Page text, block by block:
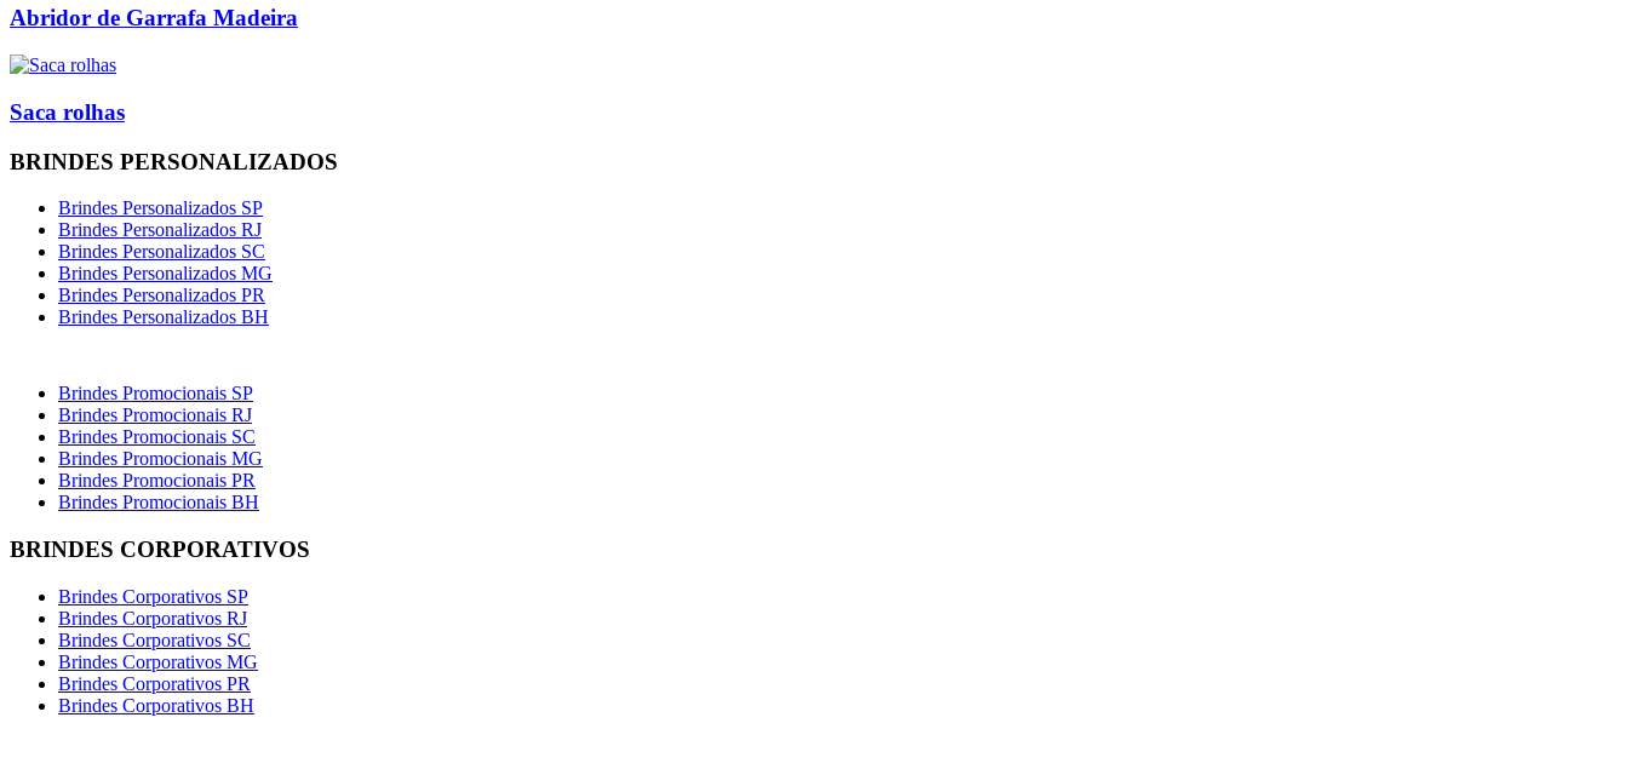
Abridor de Garrafa Madeira
Saca rolhas
BRINDES PERSONALIZADOS
Brindes Personalizados SP
Brindes Personalizados RJ
Brindes Personalizados SC
Brindes Personalizados MG
Brindes Personalizados PR
Brindes Personalizados BH
Brindes Promocionais SP
Brindes Promocionais RJ
Brindes Promocionais SC
Brindes Promocionais MG
Brindes Promocionais PR
Brindes Promocionais BH
BRINDES CORPORATIVOS
Brindes Corporativos SP
Brindes Corporativos RJ
Brindes Corporativos SC
Brindes Corporativos MG
Brindes Corporativos PR
Brindes Corporativos BH